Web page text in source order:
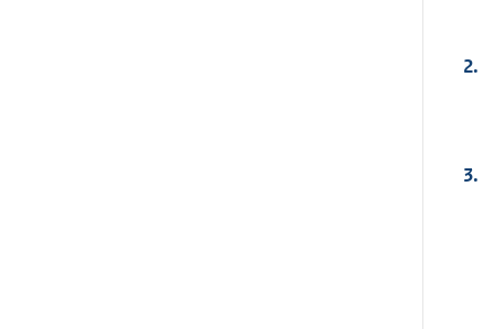
2.
3.